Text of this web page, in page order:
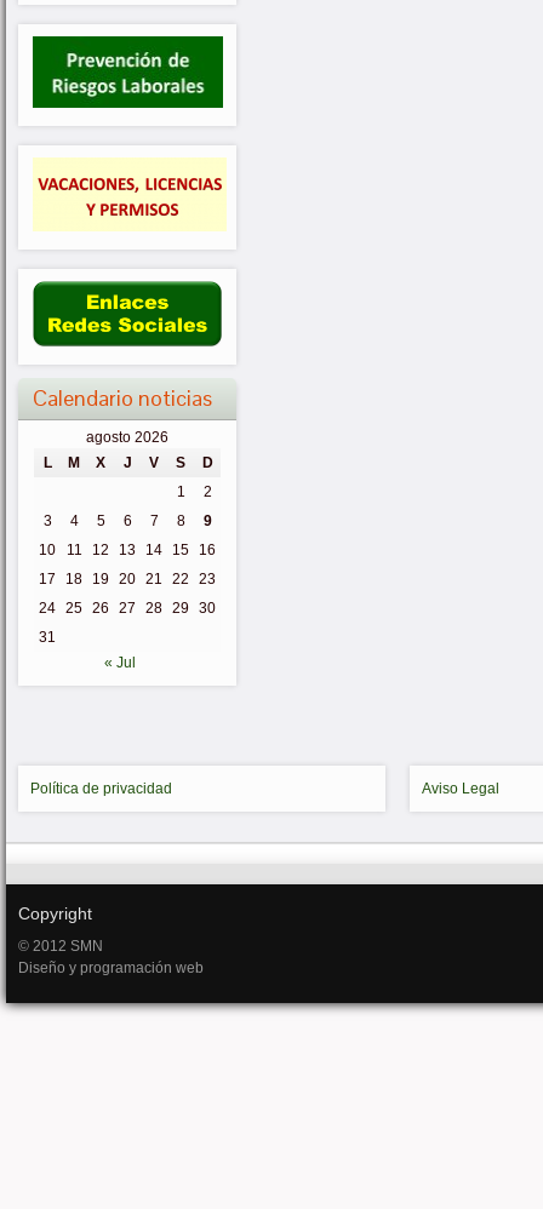
Calendario noticias
agosto 2026
L
M X J V S
D
1
2
3
4 5 6 7 8
9
10
11 12 13 14 15
16
17
18 19 20 21 22
23
24 25 26 27 28 29 30
31
« Jul
Política de privacidad Aviso Legal
Copyright
© 2012 SMN
Diseño y programación web